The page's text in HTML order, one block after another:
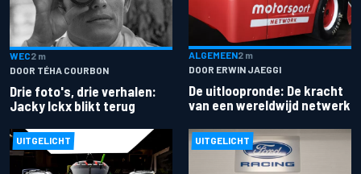
WEC2 m
DOOR TÉHA COURBON
Drie foto's, drie verhalen:
Jacky Ickx blikt terug
ALGEMEEN2 m
DOOR ERWIN JAEGGI
De uitloopronde: De kracht
van een wereldwijd netwerk
UITGELICHT UITGELICHT